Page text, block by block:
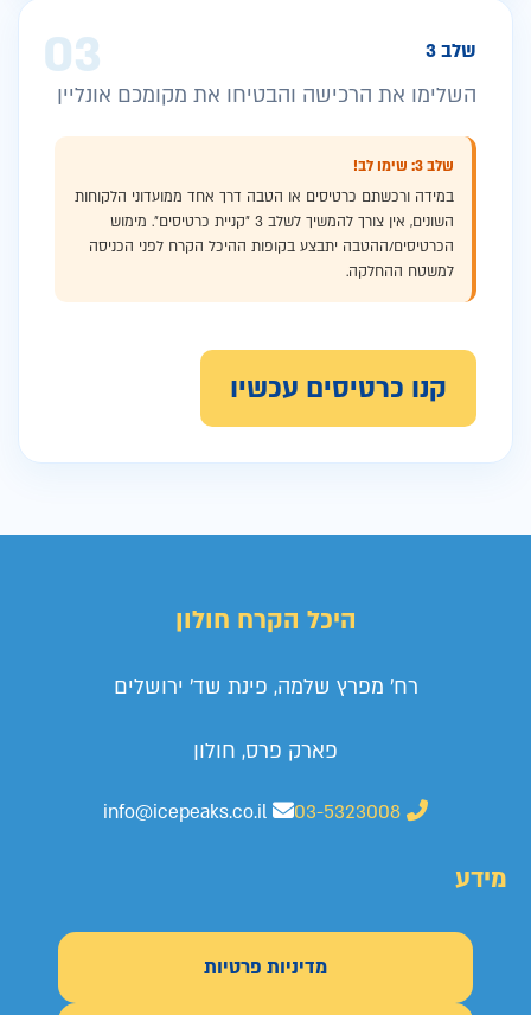
03 שלב 3
השלימו את הרכישה והבטיחו את מקומכם אונליין
שלב 3: שימו לב!
במידה ורכשתם כרטיסים או הטבה דרך אחד ממועדוני הלקוחות
השונים, אין צורך להמשיך לשלב 3 ״קניית כרטיסים״. מימוש
הכרטיסים/ההטבה יתבצע בקופות ההיכל הקרח לפני הכניסה
למשטח ההחלקה.
קנו כרטיסים עכשיו
היכל הקרח חולון
רח' מפרץ שלמה, פינת שד' ירושלים
פארק פרס, חולון
info@icepeaks.co.il
מידע
מדיניות פרטיות